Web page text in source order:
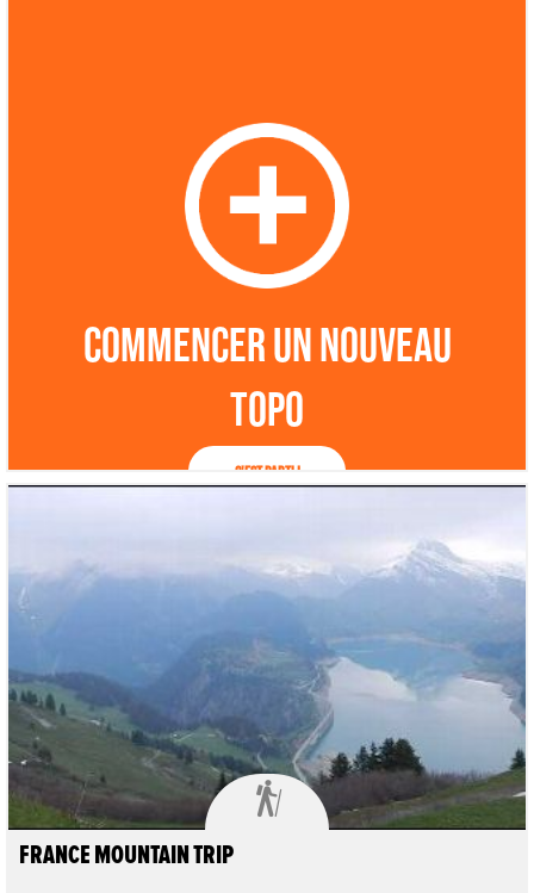
Commencer un nouveau
topo
C'est parti !

FRANCE MOUNTAIN TRIP